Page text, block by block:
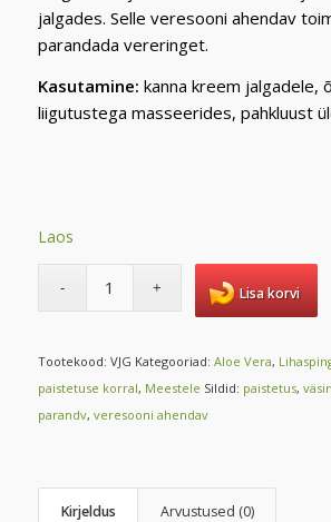
jalgades. Selle veresooni ahendav
parandada vereringet.
Kasutamine: kanna kreem jalgadele,
liigutustega masseerides, pahkluust
Laos
Lisa korvi
Tootekood: VJG Kategooriad: Aloe Vera,
paistetuse korral, Meestele Sildid: paistetus,
parandv, veresooni ahendav
Kirjeldus Arvustused (0)